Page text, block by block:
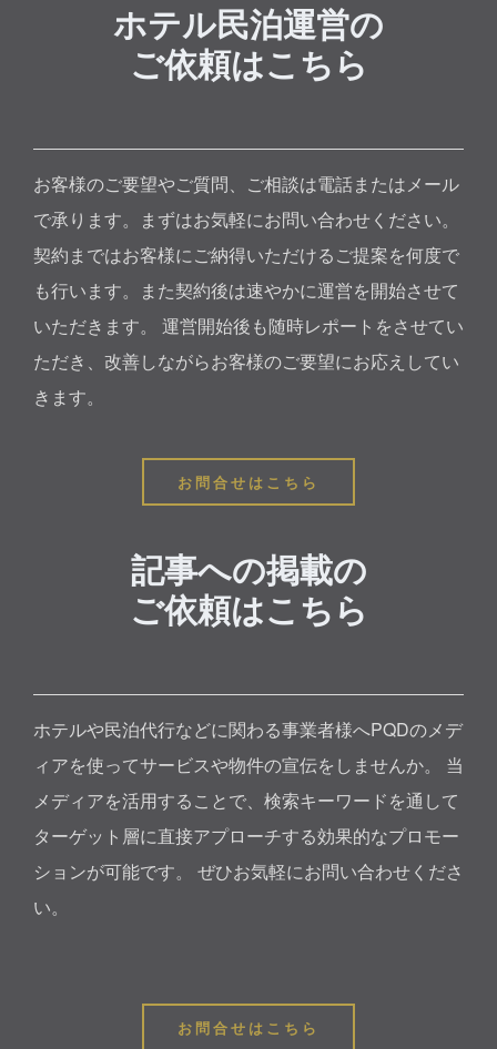
ホテル民泊運営の
ご依頼はこちら
お客様のご要望やご質問、ご相談は電話またはメール
で承ります。まずはお気軽にお問い合わせください。
契約まではお客様にご納得いただけるご提案を何度で
も行います。また契約後は速やかに運営を開始させて
いただきます。 運営開始後も随時レポートをさせてい
ただき、改善しながらお客様のご要望にお応えしてい
きます。
お問合せはこちら
記事への掲載の
ご依頼はこちら
ホテルや民泊代行などに関わる事業者様へPQDのメデ
ィアを使ってサービスや物件の宣伝をしませんか。 当
メディアを活用することで、検索キーワードを通して
ターゲット層に直接アプローチする効果的なプロモー
ションが可能です。 ぜひお気軽にお問い合わせくださ
い。
お問合せはこちら